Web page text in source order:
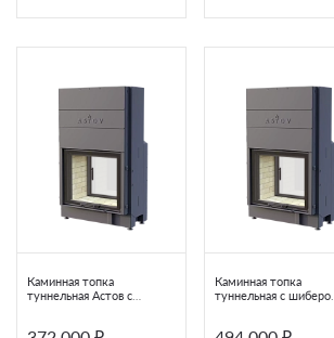
Макс. длина поленьев
Общая длина
Время нагрева бани
Примерный расход дров
Каминная топка
туннельная Астов с
Каминная топка
туннельная с шибером